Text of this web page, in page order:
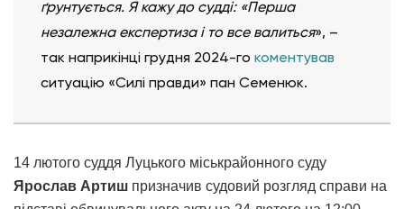
ґрунтується. Я кажу до судді: «Перша
незалежна експертиза і то все валиться», –
так наприкінці грудня 2024-го коментував
ситуацію «Силі правди» пан Семенюк.
14 лютого суддя Луцького міськрайонного суду
Ярослав Артиш призначив судовий розгляд справи на